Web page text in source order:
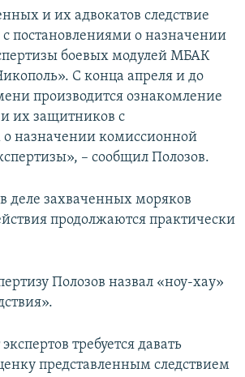
и их адвокатов следствие
постановлениями о назначении
боевых модулей МБАК
С конца апреля и до
производится ознакомление
их защитников с
о назначении комиссионной
– сообщил Полозов.
деле захваченных моряков
продолжаются практически
Полозов назвал «ноу-хау»
требуется давать
представленным следствием